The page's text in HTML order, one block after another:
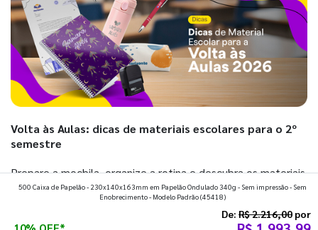
Volta às Aulas: dicas de materiais escolares para o 2º
semestre
Prepare a mochila, organize a rotina e descubra os materiais
que fazem toda diferença para começar o segundo
500 Caixa de Papelão - 230x140x163mm em Papelão Ondulado 340g - Sem impressão - Sem
Enobrecimento - Modelo Padrão(45418)
De: R$ 2.216,00 por